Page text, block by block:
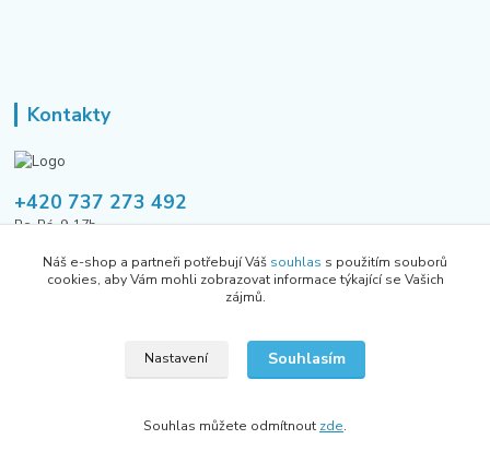
Kontakty
+420 737 273 492
Po-Pá, 9-17h
tusavmanagement@gmail.com
Všechna práva vyhrazena Allhere.cz 2024
Náš e-shop a partneři potřebují Váš souhlas s použitím souborů
cookies, aby Vám mohli zobrazovat informace týkající se Vašich
zájmů.
Nastavení Souhlasím
Souhlas můžete odmítnout zde.